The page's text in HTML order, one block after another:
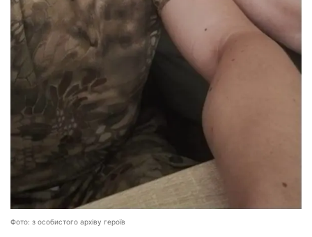
Фото: з особистого архіву героїв